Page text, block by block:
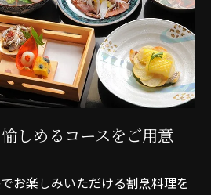
しめるコースをご用意
お楽しみいただける割烹料理を